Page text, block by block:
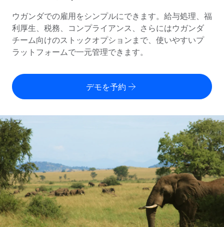
グローバル給与処理
コンプライアンス対応の給与処理を手軽に
Employer of Record（EOR）
グローバル展開をコストをかけずに実現
Contractor of Record
世界中の契約社員と法令を遵守して契約
インフラ
Remote統合
人事機能をワークフローにシームレスに統合する
各国の制度に対応
国別ガイド
/国別のグローバル雇用支援を検索する
Remoteを他社と比較
成長の段階
スタートアップ
成長中の企業向けのアジャイルなグローバルHR・給与処理ソ
リューション
ミッドマーケット
カスタマイズされた人事ソリューションでチームを拡大する
リソース
ツールと計算ツール
従業員コスト計算ツール
グローバルな契約社員向けに、通貨オプションと支払スピー
REMOTEで学習
リサーチおよびガイド
活用事例
価格
English
Nederlands
Français
Deutsch
Español
ウガンダでの雇用をシンプルにできます。給与処理、福
利厚生、税務、コンプライアンス、さらにはウガンダ
チーム向けのストックオプションまで、使いやすいプ
ラットフォームで一元管理できます。
デモを予約